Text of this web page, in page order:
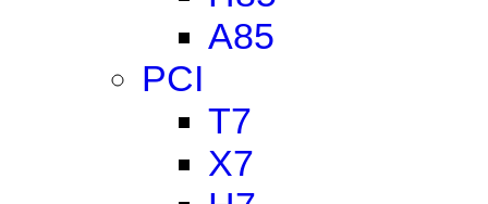
A85
PCI
T7
X7